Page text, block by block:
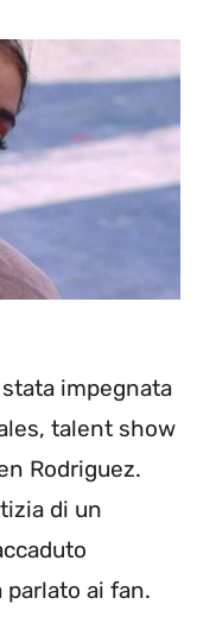
impegnata
talent show
Rodriguez.
di un
ai fan.